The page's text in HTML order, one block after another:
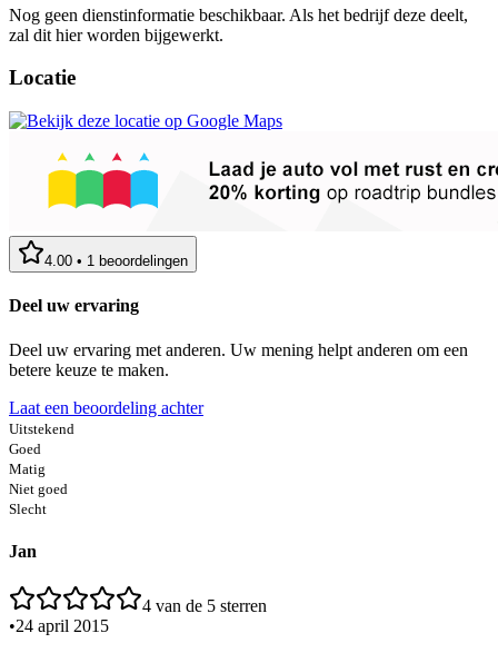
Nog geen dienstinformatie beschikbaar. Als het bedrijf deze deelt,
zal dit hier worden bijgewerkt.
Locatie
4.00 • 1 beoordelingen
Deel uw ervaring
Deel uw ervaring met anderen. Uw mening helpt anderen om een
betere keuze te maken.
Laat een beoordeling achter
Uitstekend
Goed
Matig
Niet goed
Slecht
Jan
4 van de 5 sterren
•24 april 2015